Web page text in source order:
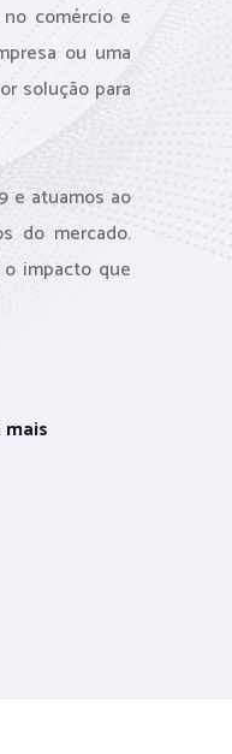
comércio e
ou uma
solução para
e atuamos ao
do mercado.
impacto que